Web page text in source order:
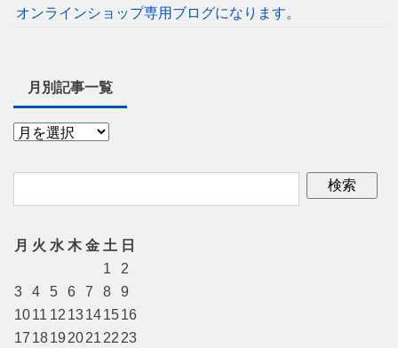
オンラインショップ専用ブログになります。
月別記事一覧
月 火 水 木 金 土 日
1
2
3
4 5 6 7 8
9
1011 12 13141516
17 1819 2021 22 23